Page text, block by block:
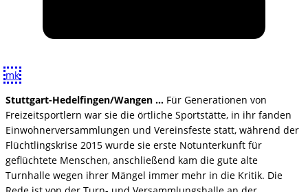
mk
Stuttgart-Hedelfingen/Wangen … Für Generationen von
Freizeitsportlern war sie die örtliche Sportstätte, in ihr fanden
Einwohnerversammlungen und Vereinsfeste statt, während der
Flüchtlingskrise 2015 wurde sie erste Notunterkunft für
geflüchtete Menschen, anschließend kam die gute alte
Turnhalle wegen ihrer Mängel immer mehr in die Kritik. Die